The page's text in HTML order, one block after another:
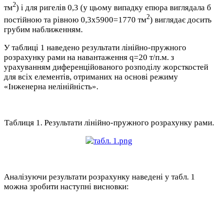
тм2) і для ригелів 0,3 (у цьому випадку епюра виглядала б
постійною та рівною 0,3х5900=1770 тм2) виглядає досить
грубим наближенням.
У таблиці 1 наведено результати лінійно-пружного
розрахунку рами на навантаження q=20 т/п.м. з
урахуванням диференційованого розподілу жорсткостей
для всіх елементів, отриманих на основі режиму
«Інженерна нелінійність».
Таблиця 1. Результати лінійно-пружного розрахунку рами.
Аналізуючи результати розрахунку наведені у табл. 1
можна зробити наступні висновки: